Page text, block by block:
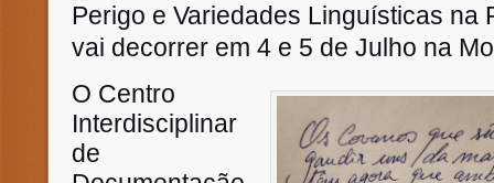
Perigo e Variedades Linguísticas na
vai decorrer em 4 e 5 de Julho na
O Centro
Interdisciplinar
de